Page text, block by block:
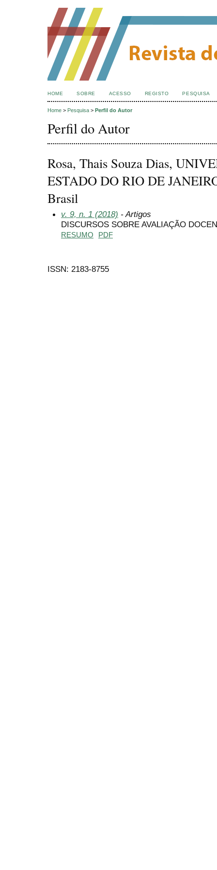
HOME SOBRE ACESSO REGISTO PESQUISA
Home > Pesquisa > Perfil do Autor
Perfil do Autor
Rosa, Thais Souza Dias,
ESTADO DO RIO DE
Brasil
v. 9, n. 1 (2018) - Artigos
DISCURSOS SOBRE AVALIAÇÃO
RESUMO PDF
ISSN: 2183-8755